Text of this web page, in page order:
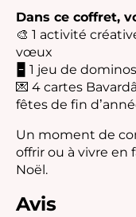
Dans ce coffret,
🎨 1 activité
vœux
🁢 1 jeu de
💌 4 cartes
fêtes de fin
Un moment de
offrir ou à vivre en
Noël.
Avis